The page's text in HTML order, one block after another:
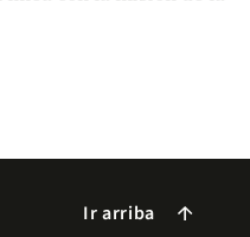
Ir arriba arrow_forward